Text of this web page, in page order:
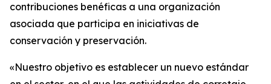
contribuciones benéficas a una organización
asociada que participa en iniciativas de
conservación y preservación.
«Nuestro objetivo es establecer un nuevo estándar